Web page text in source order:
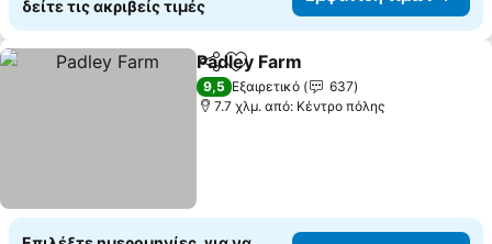
δείτε τις ακριβείς τιμές
Κοινοποίηση
Προσθήκη στα αγαπημένα
Padley Farm
9,5 Εξαιρετικό
637
7.7 χλμ. από: Κέντρο πόλης